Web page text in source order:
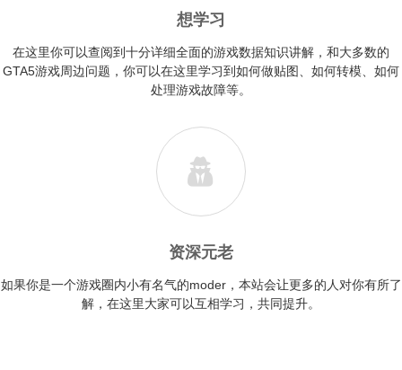
想学习
在这里你可以查阅到十分详细全面的游戏数据知识讲解，和大多数的
GTA5游戏周边问题，你可以在这里学习到如何做贴图、如何转模、如何
处理游戏故障等。
资深元老
如果你是一个游戏圈内小有名气的moder，本站会让更多的人对你有所了
解，在这里大家可以互相学习，共同提升。